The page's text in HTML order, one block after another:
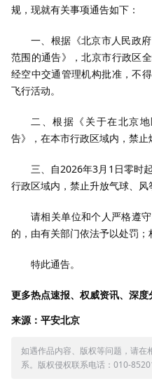
规，现就有关事项通告如下：
一、根据《北京市人民政
范围的通告》，北京市行政区
经空中交通管理机构批准，不
飞行活动。
二、根据《关于在北京
告》，在本市行政区域内，禁止
三、自2026年3月1日零时
行政区域内，禁止升放气球、风
请相关单位和个人严格遵
的，由有关部门依法予以处罚；
特此通告。
更多热点速报、权威资讯、深
来源：平安北京
如遇作品内容、版权等问题，请在
系。版权侵权联系电话：010-